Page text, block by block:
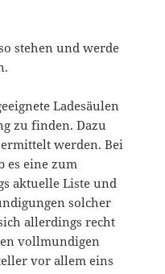
stehen und werde
Ladesäulen
zu finden. Dazu
werden. Bei
es eine zum
aktuelle Liste und
solcher
allerdings recht
vollmundigen
vor allem eins